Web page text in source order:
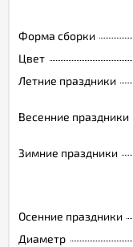
Форма сборки
Цвет
Летние праздники
Весенние праздники
Зимние праздники
Осенние праздники
Диаметр